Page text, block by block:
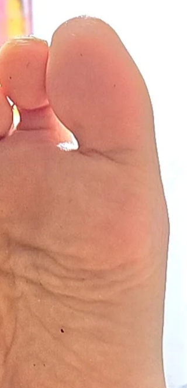
改めて、この製品の耐久性と安心感を実感しまし
た。 今回は新しいオーソティックスをお作りする
と同時に、これまで使っていただいていたもの
も、トップシートを張り替えて日常使い用として
リニューアルする予定です。 「良いものは長く使
える」。そして、足の健康を守るアイテムこそ、
信頼して使い続けられるものを選びたいですね。